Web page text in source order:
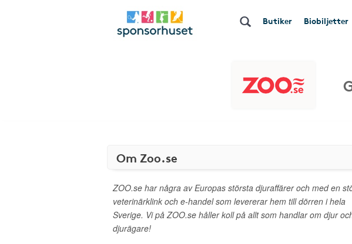
Butiker Biobiljetter
Om Zoo.se
ZOO.se har några av Europas största djuraffärer och med en
veterinärklink och e-handel som levererar hem till dörren i hela
Sverige. Vi på ZOO.se håller koll på allt som handlar om djur
djurägare!